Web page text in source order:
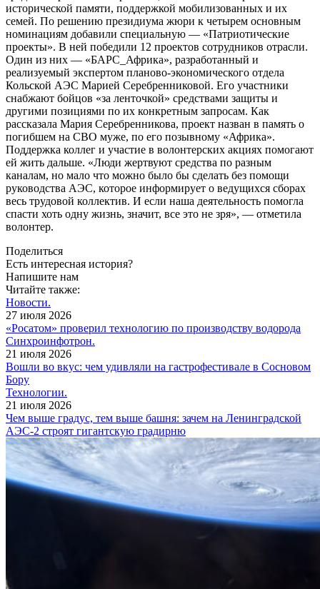
исторической памяти, поддержкой мобилизованных и их
семей. По решению президиума жюри к четырем основным
номинациям добавили специальную — «Патриотические
проекты». В ней победили 12 проектов сотрудников отрасли.
Один из них — «БАРС_Африка», разработанный и
реализуемый экспертом планово-экономического отдела
Кольской АЭС Марией Серебренниковой. Его участники
снабжают бойцов «за ленточкой» средствами защиты и
другими позициями по их конкретным запросам. Как
рассказала Мария Серебренникова, проект назван в память о
погибшем на СВО муже, по его позывному «Африка».
Поддержка коллег и участие в волонтерских акциях помогают
ей жить дальше. «Люди жертвуют средства по разным
каналам, но мало что можно было бы сделать без помощи
руководства АЭС, которое информирует о ведущихся сборах
весь трудовой коллектив. И если наша деятельность помогла
спасти хоть одну жизнь, значит, все это не зря», — отметила
волонтер.
Поделиться
Есть интересная история?
Напишите нам
Читайте также:
Новости.
27 июля 2026
«Росатом» проверил технологию по производству водорода
Синхроинфотрон.
21 июля 2026
Вошли во вкус: чем удивляли на гастрофестивале в Сосновом
Бору
Технологии.
21 июля 2026
Чем выше градус, тем выше башня: зачем на Ленинградской
АЭС-2 строят гигантскую градирню